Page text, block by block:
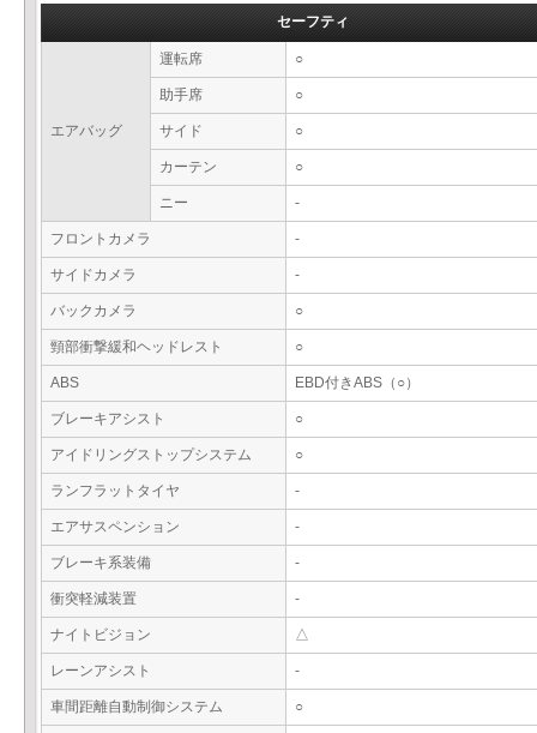
セーフティ
エアバッグ
運転席 ○
助手席 ○
サイド ○
カーテン ○
ニー -
フロントカメラ -
サイドカメラ -
バックカメラ ○
頸部衝撃緩和ヘッドレスト ○
ABS EBD付きABS（○）
ブレーキアシスト ○
アイドリングストップシステム ○
ランフラットタイヤ -
エアサスペンション -
ブレーキ系装備 -
衝突軽減装置 -
ナイトビジョン △
レーンアシスト -
車間距離自動制御システム ○